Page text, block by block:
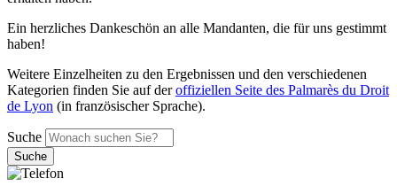
Ein herzliches Dankeschön an alle Mandanten, die für uns gestimmt
haben!
Weitere Einzelheiten zu den Ergebnissen und den verschiedenen
Kategorien finden Sie auf deroffiziellen Seite des Palmarès du Droit
de Lyon (in französischer Sprache).
Suche